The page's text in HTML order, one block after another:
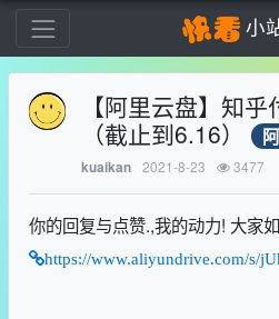
小
【阿里云盘】知
（截止到6.16）
kuaikan 2021-8-23 3477
你的回复与点赞.,我的动力! 大家
https://www.aliyundrive.com/s/